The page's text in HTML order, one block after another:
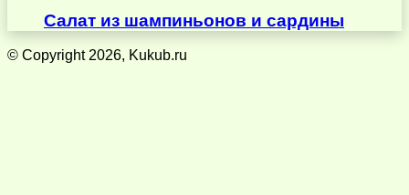
Салат из шампиньонов и сардины
© Copyright 2026, Kukub.ru